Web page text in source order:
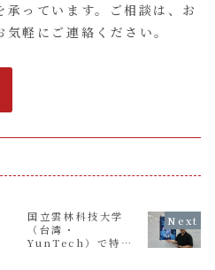
承っています。ご相談は、お
軽にご連絡ください。
国立雲林科技大学
（台湾・
YunTech）で特別